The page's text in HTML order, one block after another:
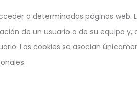
a determinadas páginas
de un usuario o de su equipo
Las cookies se asocian